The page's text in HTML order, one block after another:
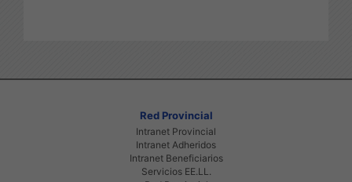
Red Provincial
Intranet Provincial
Intranet Adheridos
Intranet Beneficiarios
Servicios EE.LL.